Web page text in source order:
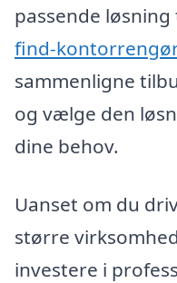
passende
find-
sammenligne
og vælge den
dine behov.
Uanset om du
større
investere i